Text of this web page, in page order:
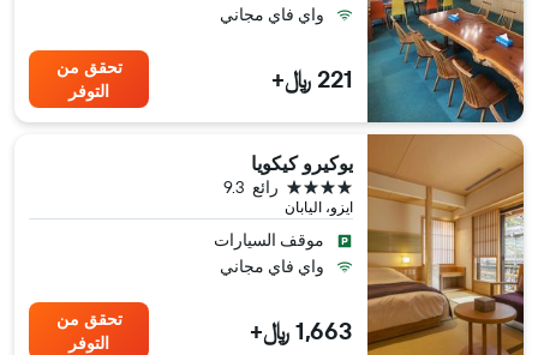
واي فاي مجاني
221 ﷼+
تحقق من
التوفر
يوكيرو كيكويا
ايزو، اليابان
9.3 رائع 4 نجوم
موقف السيارات
واي فاي مجاني
1,663 ﷼+
تحقق من
التوفر